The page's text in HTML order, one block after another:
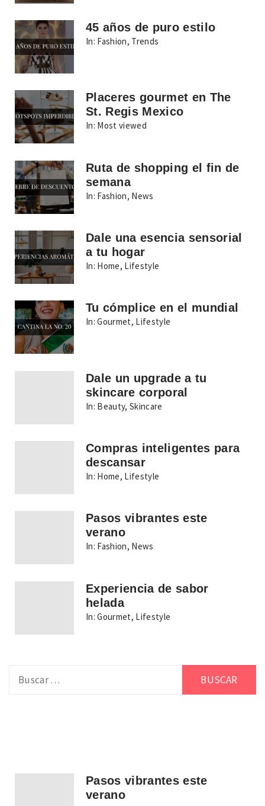
45 años de puro estilo
In: Fashion, Trends
Placeres gourmet en The
St. Regis Mexico
In: Most viewed
Ruta de shopping el fin de
semana
In: Fashion, News
Dale una esencia sensorial
a tu hogar
In: Home, Lifestyle
Tu cómplice en el mundial
In: Gourmet, Lifestyle
Dale un upgrade a tu
skincare corporal
In: Beauty,Skincare
Compras inteligentes para
descansar
In: Home, Lifestyle
Pasos vibrantes este
verano
In: Fashion, News
Experiencia de sabor
helada
In: Gourmet, Lifestyle
Pasos vibrantes este
verano